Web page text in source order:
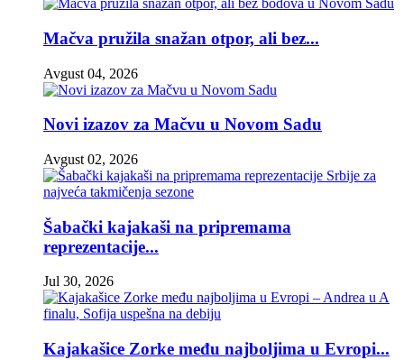
Mačva pružila snažan otpor, ali bez...
Avgust 04, 2026
Novi izazov za Mačvu u Novom Sadu
Avgust 02, 2026
Šabački kajakaši na pripremama
reprezentacije...
Jul 30, 2026
Kajakašice Zorke među najboljima u Evropi...